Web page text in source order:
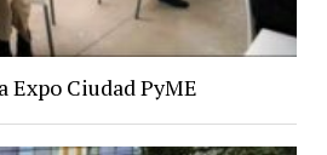
Expo Ciudad PyME